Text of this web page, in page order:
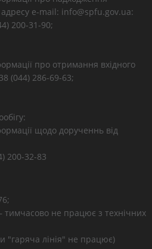
e-mail: info@spfu.gov.ua:
200-31-90;
про отримання вхідного
(044) 286-69-63;
щодо дорученнь від
200-32-83
не працює з технічних
"гаряча лінія" не працює)